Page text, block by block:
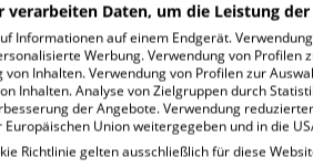
von MVZ - Zahninsel
Daten, um die Leistung
Informationen auf einem Endgerät.
Werbung. Verwendung von
Inhalten. Verwendung von Profilen zur
Inhalten. Analyse von Zielgruppen durch
der Angebote. Verwendung
Union weitergegeben und in die
Richtlinie gelten ausschließlich für diese